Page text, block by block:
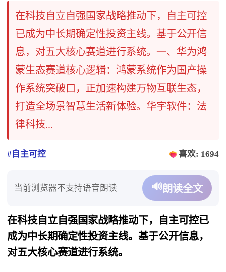
在科技自立自强国家战略推动下，自主可控
已成为中长期确定性投资主线。基于公开信
息，对五大核心赛道进行系统。一、华为鸿
蒙生态赛道核心逻辑​：鸿蒙系统作为国产操
作系统突破口，正加速构建万物互联生态，
打造全场景智慧生活新体验。​华宇软件​：法
律科技...
#自主可控 喜欢: 1694
当前浏览器不支持语音朗读 🔊朗读全文
在科技自立自强国家战略推动下，自主可控已
成为中长期确定性投资主线。基于公开信息，
对五大核心赛道进行系统。